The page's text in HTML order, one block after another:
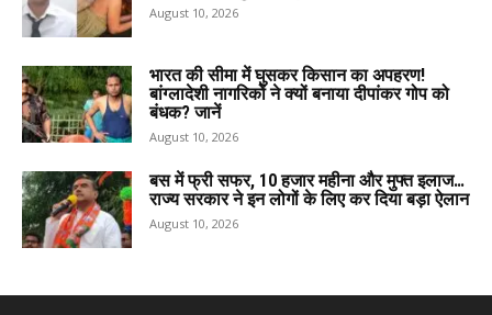
August 10, 2026
भारत की सीमा में घुसकर किसान का अपहरण!
बांग्लादेशी नागरिकों ने क्यों बनाया दीपांकर गोप को
बंधक? जानें
August 10, 2026
बस में फ्री सफर, ₹10 हजार महीना और मुफ्त इलाज…
राज्य सरकार ने इन लोगों के लिए कर दिया बड़ा ऐलान
August 10, 2026